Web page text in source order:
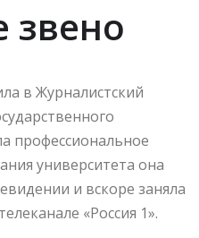
звено
в Журналистский
профессиональное
университета она
и вскоре заняла
«Россия 1».